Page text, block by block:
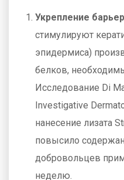
Укрепление
стимулируют
эпидермиса)
белков,
Исследование Di
Investigative
нанесение лизата
повысило
добровольцев
неделю.